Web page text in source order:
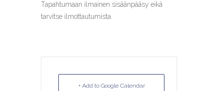
Tapahtumaan ilmainen sisäänpääsy eikä
tarvitse ilmottautumista.
+ Add to Google Calendar